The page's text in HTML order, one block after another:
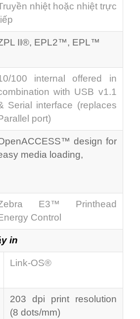
nhiệt hoặc nhiệt trực
II®, EPL2™, EPL™
100 internal offered in
with USB v1.1
Serial interface (replaces
port)
design for
media loading,
E3™ Printhead
Control
in
Link-OS®
203 dpi print resolution
(8 dots/mm)